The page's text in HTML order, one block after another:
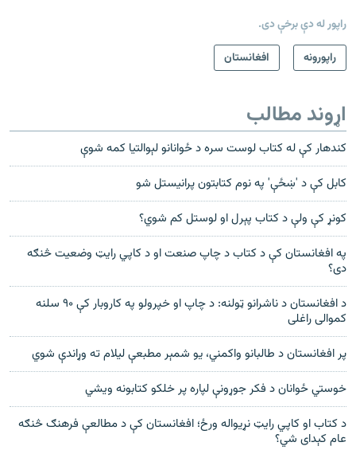
راپور له دې برخې دی.
راپورونه
افغانستان
اړوند مطالب
کندهار کې له کتاب لوست سره د ځوانانو لېوالتيا کمه شوې
کابل کې د 'ښځې' په نوم کتابتون پرانیستل شو
کونړ کې ولې د کتاب پېرل او لوستل کم شوي؟
په افغانستان کې د کتاب د چاپ صنعت او د کاپي رایټ وضعیت څنګه
دی؟
د افغانستان د ناشرانو ټولنه: د چاپ او خپرولو په کاروبار کې ۹۰ سلنه
کموالی راغلی
پر افغانستان د طالبانو واکمني، یو شمېر مطبعې لیلام ته وړاندې شوي
خوستي ځوانان د فکر جوړونې لپاره پر خلکو کتابونه ویشي
د کتاب او کاپي رایټ نړیواله ورځ؛ افغانستان کې د مطالعې فرهنګ څنګه
عام کېدای شي؟